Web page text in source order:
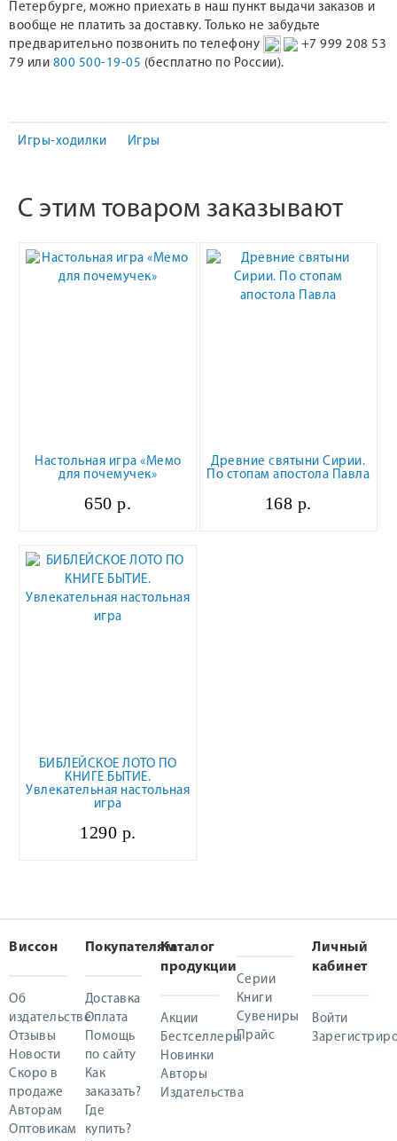
Петербурге, можно приехать в наш пункт выдачи заказов и
вообще не платить за доставку. Только не забудьте
предварительно позвонить по телефону
+7 999 208 53
79 или 800 500-19-05 (бесплатно по России).
Игры-ходилки Игры
С этим товаром заказывают
Настольная игра «Мемо
для почемучек»
650 р.
Древние святыни Сирии.
По стопам апостола Павла
168 р.
БИБЛЕЙСКОЕ ЛОТО ПО
КНИГЕ БЫТИЕ.
Увлекательная настольная
игра
1290 р.
Виссон
Об
издательстве
Отзывы
Новости
Скоро в
продаже
Авторам
Оптовикам
Покупателям
Доставка
Оплата
Помощь
по сайту
Как
заказать?
Где
купить?
Каталог
продукции
Акции
Бестселлеры
Новинки
Авторы
Издательства
Серии
Книги
Сувениры
Прайс
Личный
кабинет
Войти